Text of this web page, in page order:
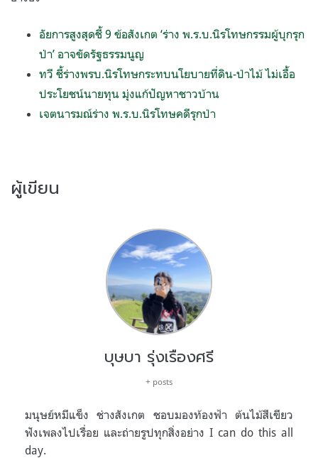
อัยการสูงสุดชี้ 9 ข้อสังเกต ‘ร่าง พ.ร.บ.นิรโทษกรรมผู้บุกรุก
ป่า’ อาจขัดรัฐธรรมนูญ
ทวี ชี้ร่างพรบ.นิรโทษกระทบนโยบายที่ดิน-ป่าไม้ ไม่เอื้อ
ประโยชน์นายทุน มุ่งแก้ปัญหาชาวบ้าน
เจตนารมณ์ร่าง พ.ร.บ.นิรโทษคดีรุกป่า
ผู้เขียน
บุษบา รุ่งเรืองศรี
+ posts
มนุษย์หมีแข็ง ช่างสังเกต ชอบมองท้องฟ้า ต้นไม้สีเขียว
ฟังเพลงไปเรื่อย และถ่ายรูปทุกสิ่งอย่าง I can do this all
day.